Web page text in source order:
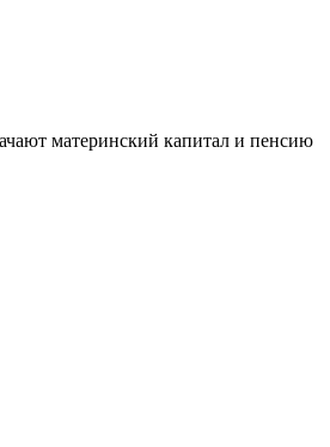
материнский капитал и пенсию